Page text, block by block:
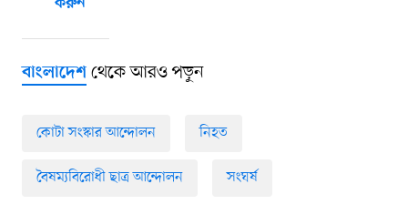
বাংলাদেশথেকে আরও পড়ুন
কোটা সংস্কার আন্দোলন নিহত
বৈষম্যবিরোধী ছাত্র আন্দোলন সংঘর্ষ